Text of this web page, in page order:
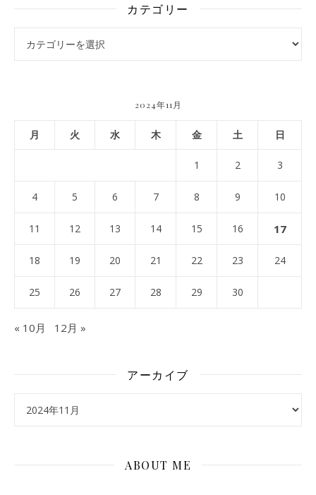
カテゴリー
2024年11月
月 火 水 木 金 土 日
1 2 3
4 5 6 7 8 9 10
11 12 13 14 15 16 17
18 19 20 21 22 23 24
25 26 27 28 29 30
« 10月 12月 »
アーカイブ
ABOUT ME